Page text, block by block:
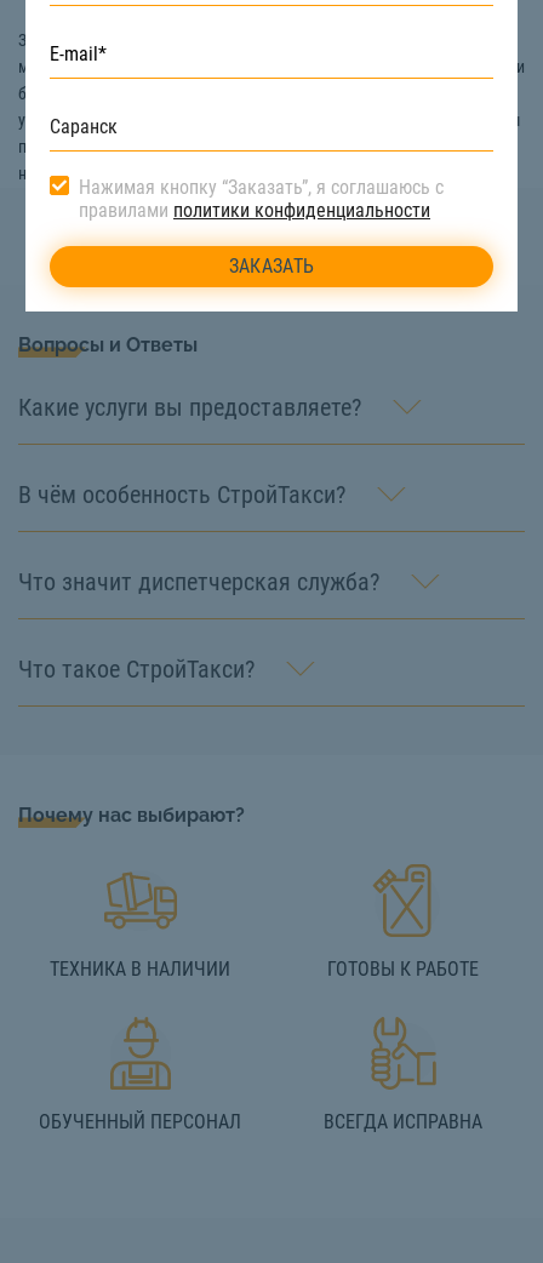
Заказать транспорт для пассажирских перевозок в Саранске вы
можете на сайте компании «СтройТакси». Мы гарантируем надежное и
безопасное перемещение, поскольку наша техника исправлена, и ей
управляют только опытные машинисты. Если у вас возникли вопросы
по поводу услуги перевозки пассажиров, то свяжитесь с нами по
номеру телефона:
Вопросы и Ответы
Какие услуги вы предоставляете?
В чём особенность СтройТакси?
Что значит диспетчерская служба?
Что такое СтройТакси?
Почему нас выбирают?
ТЕХНИКА В НАЛИЧИИ ГОТОВЫ К РАБОТЕ
ОБУЧЕННЫЙ ПЕРСОНАЛ ВСЕГДА ИСПРАВНА
Нажимая кнопку “Заказать”, я соглашаюсь с
правилами политики конфиденциальности